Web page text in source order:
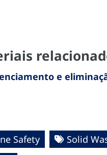
e
Safety Solid